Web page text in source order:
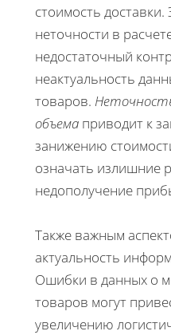
стоимость
неточности в
недостаточный
неактуальность
товаров.
объема приводит к
занижению
означать излишние
недополучение
Также важным
актуальность
Ошибки в данных о
товаров могут
увеличению